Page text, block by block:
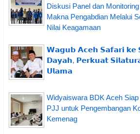
Diskusi Panel dan
Makna Pengabdian Melalui
Nilai Keagamaan
𝗪𝗮𝗴𝘂𝗯 𝗔𝗰𝗲𝗵 𝗦𝗮𝗳𝗮𝗿𝗶 𝗸𝗲
𝗗𝗮𝘆𝗮𝗵, 𝗣𝗲𝗿𝗸𝘂𝗮𝘁
𝗨𝗹𝗮𝗺𝗮
Widyaiswara BDK Aceh
PJJ untuk Pengembangan
Kemenag